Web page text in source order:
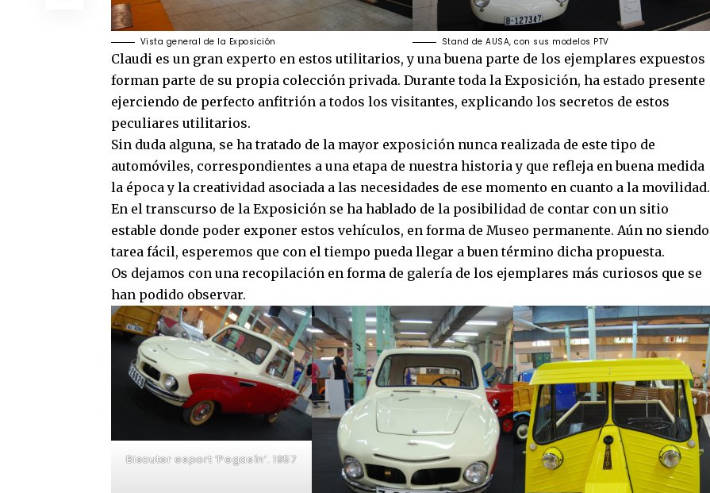
Vista general de la Exposición Stand de AUSA, con sus modelos PTV
Claudi es un gran experto en estos utilitarios, y una buena parte de los ejemplares expuestos
forman parte de su propia colección privada. Durante toda la Exposición, ha estado presente
ejerciendo de perfecto anfitrión a todos los visitantes, explicando los secretos de estos
peculiares utilitarios.
Sin duda alguna, se ha tratado de la mayor exposición nunca realizada de este tipo de
automóviles, correspondientes a una etapa de nuestra historia y que refleja en buena medida
la época y la creatividad asociada a las necesidades de ese momento en cuanto a la movilidad.
En el transcurso de la Exposición se ha hablado de la posibilidad de contar con un sitio
estable donde poder exponer estos vehículos, en forma de Museo permanente. Aún no siendo
tarea fácil, esperemos que con el tiempo pueda llegar a buen término dicha propuesta.
Os dejamos con una recopilación en forma de galería de los ejemplares más curiosos que se
han podido observar.
Biscuter esport ‘Pegasín’. 1957